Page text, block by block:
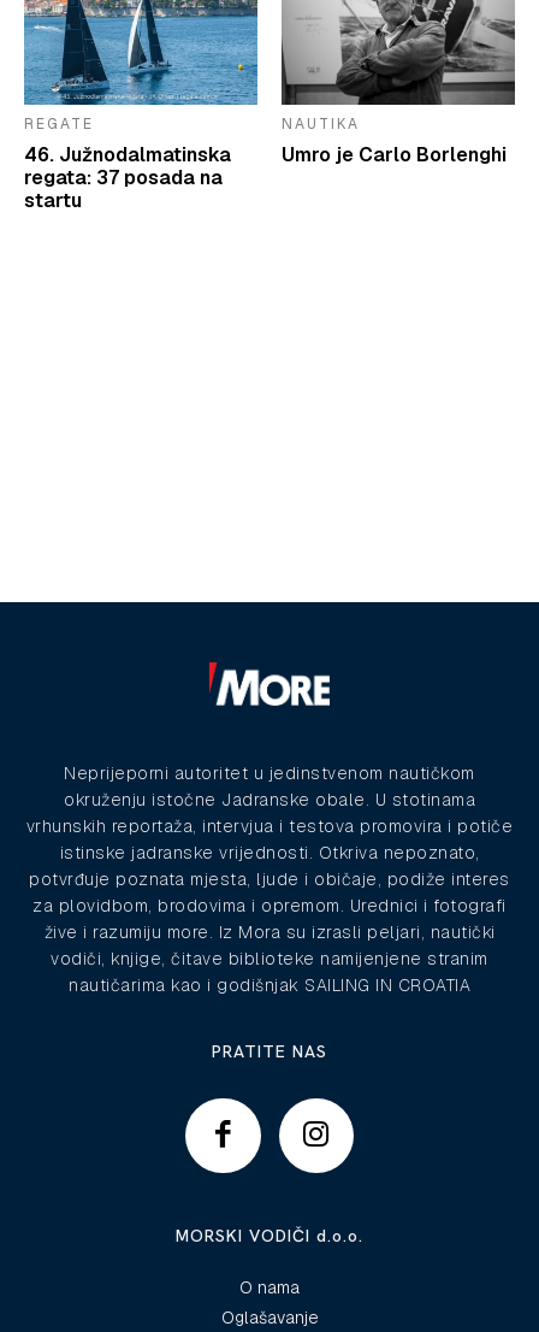
REGATE
46. Južnodalmatinska
regata: 37 posada na
startu
NAUTIKA
Umro je Carlo Borlenghi
Neprijeporni autoritet u jedinstvenom nautičkom
okruženju istočne Jadranske obale. U stotinama
vrhunskih reportaža, intervjua i testova promovira i potiče
istinske jadranske vrijednosti. Otkriva nepoznato,
potvrđuje poznata mjesta, ljude i običaje, podiže interes
za plovidbom, brodovima i opremom. Urednici i fotografi
žive i razumiju more. Iz Mora su izrasli peljari, nautički
vodiči, knjige, čitave biblioteke namijenjene stranim
nautičarima kao i godišnjak SAILING IN CROATIA
PRATITE NAS
MORSKI VODIČI d.o.o.
O nama
Oglašavanje